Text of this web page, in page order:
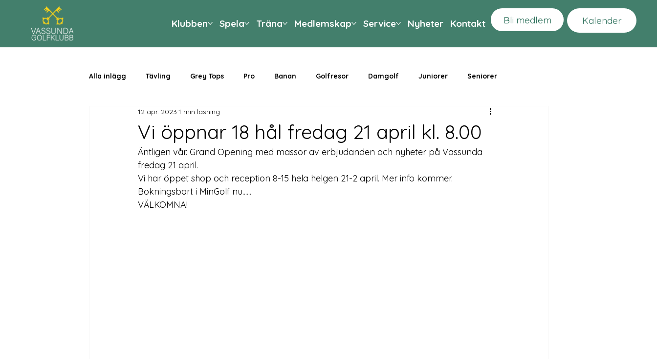
Klubben Spela Träna Medlemskap Service Nyheter Kontakt Bli medlem Kalender
Alla inlägg Tävling Grey Tops Pro Banan Golfresor Damgolf Juniorer Seniorer
Vi öppnar 18 hål fredag 21 april kl. 8.00
12 apr. 2023 1 min läsning
Äntligen vår. Grand Opening med massor av erbjudanden och nyheter på Vassunda
fredag 21 april.
Vi har öppet shop och reception 8-15 hela helgen 21-2 april. Mer info kommer.
Bokningsbart i MinGolf nu......
VÄLKOMNA!